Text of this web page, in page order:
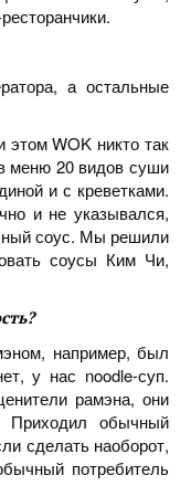
а остальные
WOK никто так
меню 20 видов суши
и с креветками.
и не указывался,
соус. Мы решили
соусы Ким Чи,
например, был
у нас noodle-суп.
рамэна, они
Приходил обычный
сделать наоборот,
потребитель